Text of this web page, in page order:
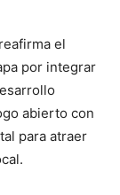
el
por integrar
abierto con
para atraer